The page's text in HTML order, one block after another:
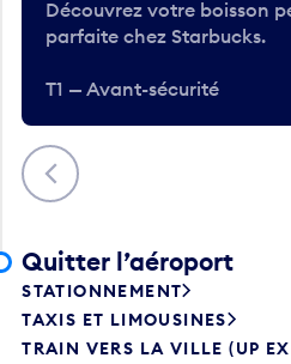
Précédent
Découvrez votre boisson
parfaite chez Starbucks.
T1 — Avant-sécurité
Quitter l’aéroport
STATIONNEMENT
TAXIS ET LIMOUSINES
TRAIN VERS LA VILLE (UP